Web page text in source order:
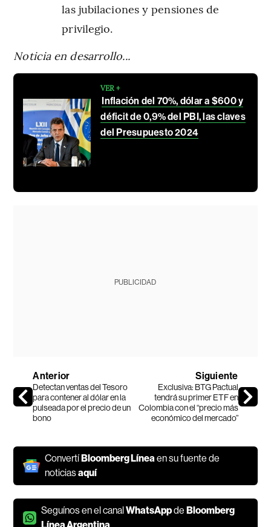
las jubilaciones y pensiones de
privilegio.
Noticia en desarrollo...
VER +
Inflación del 70%, dólar a $600 y
déficit de 0,9% del PBI, las claves
del Presupuesto 2024
PUBLICIDAD
Anterior
Detectan ventas del Tesoro
para contener al dólar en la
pulseada por el precio de un
bono
Siguiente
Exclusiva: BTG Pactual
tendrá su primer ETF en
Colombia con el “precio más
económico del mercado”
ConvertíBloomberg Líneaen su fuente de
noticiasaquí
Seguínos en el canalWhatsAppdeBloomberg